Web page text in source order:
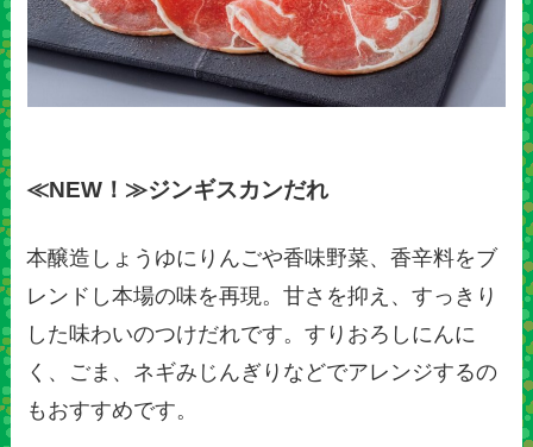
≪NEW！≫ジンギスカンだれ
本醸造しょうゆにりんごや香味野菜、香辛料をブ
レンドし本場の味を再現。甘さを抑え、すっきり
した味わいのつけだれです。すりおろしにんに
く、ごま、ネギみじんぎりなどでアレンジするの
もおすすめです。